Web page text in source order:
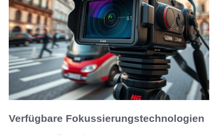
Verfügbare Fokussierungstechnologien